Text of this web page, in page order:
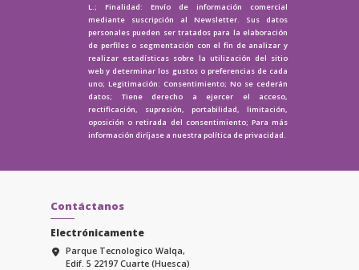
L.; Finalidad: Envío de información comercial
mediante suscripción al Newsletter. Sus datos
personales pueden ser tratados para la elaboración
de perfiles o segmentación con el fin de analizar y
realizar estadísticas sobre la utilización del sitio
web y determinar los gustos o preferencias de cada
uno; Legitimación: Consentimiento; No se cederán
datos; Tiene derecho a ejercer el acceso,
rectificación, supresión, portabilidad, limitación,
oposición o retirada del consentimiento; Para más
información diríjase a nuestra política de privacidad.
Contáctanos
Electrónicamente
Parque Tecnologico Walqa,
Edif. 5 22197 Cuarte (Huesca)